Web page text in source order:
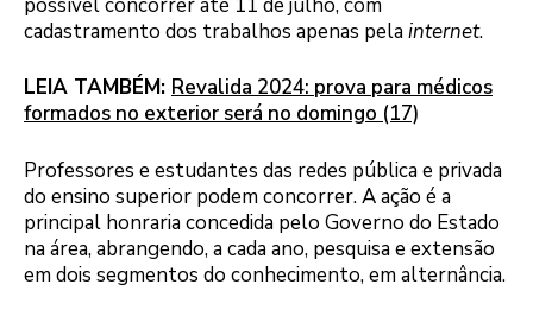
cadastramento dos trabalhos apenas pelainternet.
LEIA TAMBÉM: Revalida 2024: prova para médicos
formados no exterior será no domingo (17)
Professores e estudantes das redes pública e privada
do ensino superior podem concorrer. A ação é a
principal honraria concedida pelo Governo do Estado
na área, abrangendo, a cada ano, pesquisa e extensão
em dois segmentos do conhecimento, em alternância.